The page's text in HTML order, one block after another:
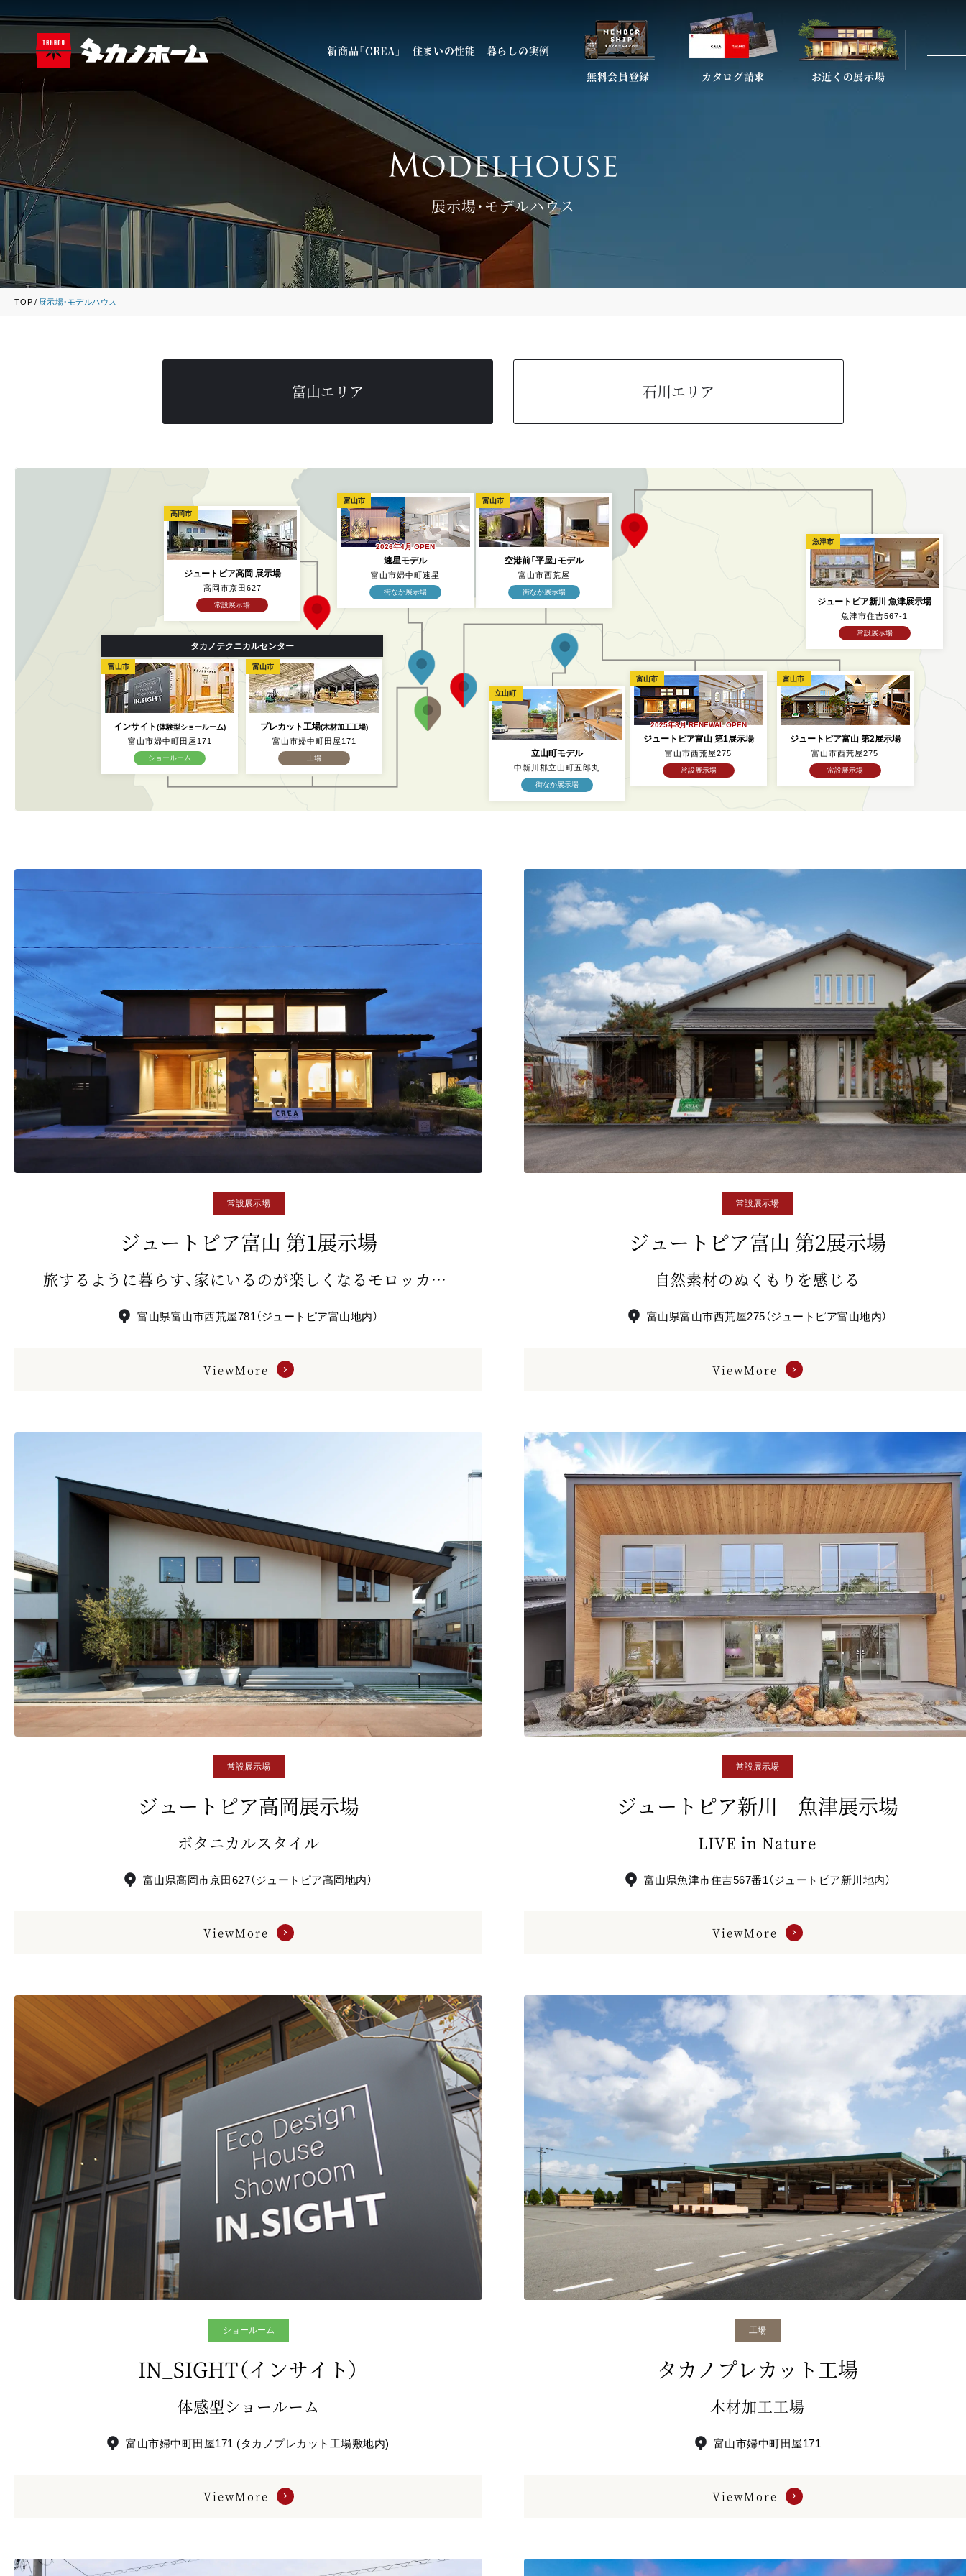
新商品「CREA」 住まいの性能
暮らしの実例
無料会員登録
カタログ請求 お近くの展示場
展示場・モデルハウス
TOP 展示場・モデルハウス
富山エリア 石川エリア
富山市
2025年8月 RENEWAL OPEN
ジュートピア富山 第1展示場
富山市西荒屋275
常設展示場
富山市
ジュートピア富山 第2展示場
富山市西荒屋275
常設展示場
富山市
空港前「平屋」モデル
富山市西荒屋
街なか展示場
魚津市
ジュートピア新川 魚津展示場
魚津市住吉567-1
常設展示場
高岡市
ジュートピア高岡 展示場
高岡市京田627
常設展示場
富山市
インサイト(体験型ショールーム)
富山市婦中町田屋171
ショールーム
立山町
立山町モデル
中新川郡立山町五郎丸
街なか展示場
富山市
プレカット工場(木材加工工場)
富山市婦中町田屋171
工場
富山市
2026年4月 OPEN
速星モデル
富山市婦中町速星
街なか展示場
タカノテクニカルセンター
常設展示場
ジュートピア富山 第1展示場
旅するように暮らす、家にいるのが楽しくなるモロッカンスタイルの住まい
富山県富山市西荒屋781（ジュートピア富山地内）
ViewMore
常設展示場
ジュートピア富山 第2展示場
自然素材のぬくもりを感じる
富山県富山市西荒屋275（ジュートピア富山地内）
ViewMore
常設展示場
ジュートピア高岡展示場
ボタニカルスタイル
富山県高岡市京田627（ジュートピア高岡地内）
ViewMore
常設展示場
ジュートピア新川 魚津展示場
LIVE in Nature
富山県魚津市住吉567番1（ジュートピア新川地内）
ViewMore
ショールーム
IN_SIGHT（インサイト）
体感型ショールーム
富山市婦中町田屋171 (タカノプレカット工場敷地内)
ViewMore
工場
タカノプレカット工場
木材加工工場
富山市婦中町田屋171
ViewMore